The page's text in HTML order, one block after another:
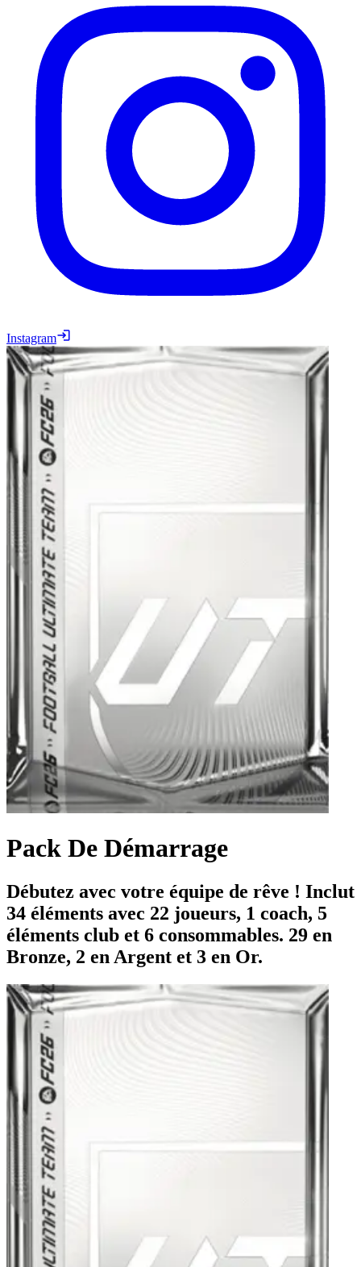
Instagram
Pack De Démarrage
Débutez avec votre équipe de rêve ! Inclut
34 éléments avec 22 joueurs, 1 coach, 5
éléments club et 6 consommables. 29 en
Bronze, 2 en Argent et 3 en Or.